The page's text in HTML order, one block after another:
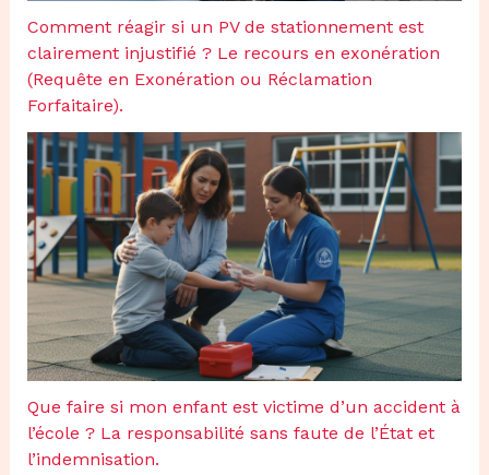
Comment réagir si un PV de stationnement est
clairement injustifié ? Le recours en exonération
(Requête en Exonération ou Réclamation
Forfaitaire).
Que faire si mon enfant est victime d’un accident à
l’école ? La responsabilité sans faute de l’État et
l’indemnisation.